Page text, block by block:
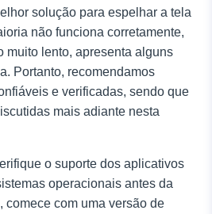
solução para espelhar a tela
não funciona corretamente,
muito lento, apresenta alguns
Portanto, recomendamos
e verificadas, sendo que
mais adiante nesta
o suporte dos aplicativos
operacionais antes da
comece com uma versão de